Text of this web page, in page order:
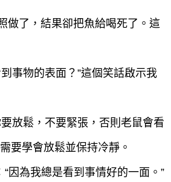
做了，結果卻把魚給喝死了。這
事物的表面？”這個笑話啟示我
放鬆，不要緊張，否則老鼠會看
要學會放鬆並保持冷靜。
因為我總是看到事情好的一面。”